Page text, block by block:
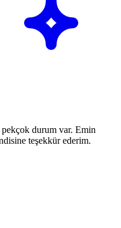
durum var. Emin
teşekkür ederim.